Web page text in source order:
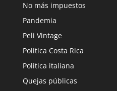
No más impuestos
Pandemia
Peli Vintage
Política Costa Rica
Politica italiana
Quejas públicas